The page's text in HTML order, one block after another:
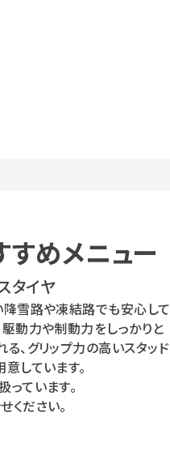
すめメニュー
タイヤ
降雪路や凍結路でも安心して
駆動力や制動力をしっかりと
る、グリップ力の高いスタッド
しています。
っています。
ください。